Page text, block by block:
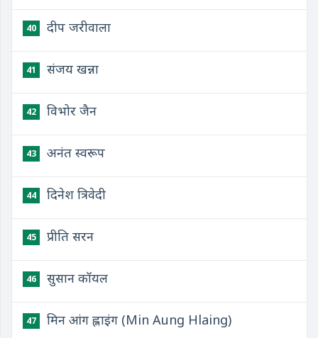
40 दीप जरीवाला
41 संजय खन्ना
42 विभोर जैन
43 अनंत स्वरूप
44 दिनेश त्रिवेदी
45 प्रीति सरन
46 सुसान कॉयल
47 मिन आंग ह्लाइंग (Min Aung Hlaing)